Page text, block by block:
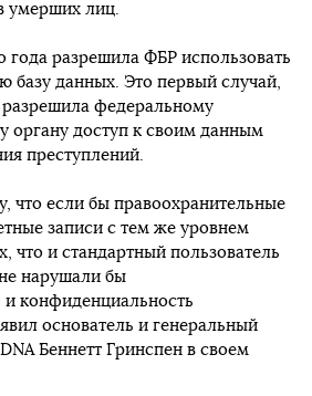
умерших лиц.
разрешила ФБР использовать
базу данных. Это первый случай,
федеральному
органу доступ к своим данным
преступлений.
что если бы правоохранительные
записи с тем же уровнем
что и стандартный пользователь
нарушали бы
конфиденциальность
основатель и генеральный
Беннетт Гринспен в своем